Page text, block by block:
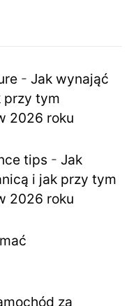
- Jak wynająć
przy tym
2026 roku
tips - Jak
i jak przy tym
2026 roku
za